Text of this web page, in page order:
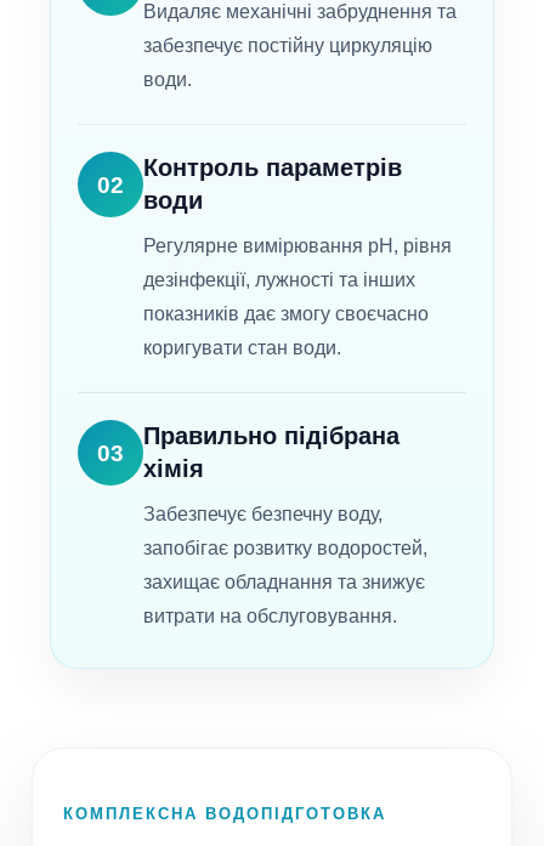
Видаляє механічні забруднення та
забезпечує постійну циркуляцію
води.
02
Контроль параметрів
води
Регулярне вимірювання pH, рівня
дезінфекції, лужності та інших
показників дає змогу своєчасно
коригувати стан води.
03
Правильно підібрана
хімія
Забезпечує безпечну воду,
запобігає розвитку водоростей,
захищає обладнання та знижує
витрати на обслуговування.
КОМПЛЕКСНА ВОДОПІДГОТОВКА